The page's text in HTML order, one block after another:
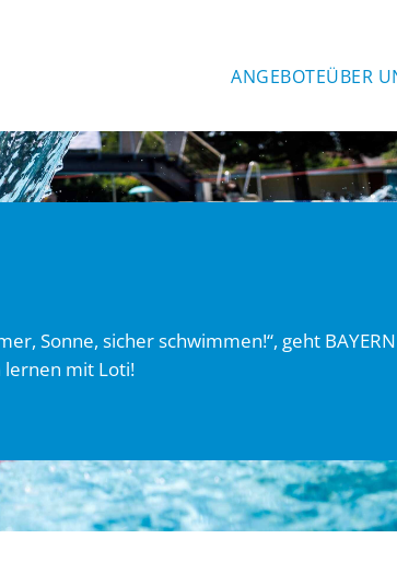
ANGEBOTEÜBER
Sonne, sicher schwimmen!“, geht BAYERN
lernen mit Loti!